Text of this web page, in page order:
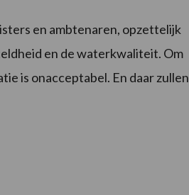
en ambtenaren, opzettelijk
en de waterkwaliteit. Om
is onacceptabel. En daar zullen